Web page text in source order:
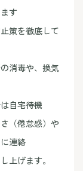
す
策を徹底して
消毒や、換気
自宅待機
（倦怠感）や
連絡
上げます。